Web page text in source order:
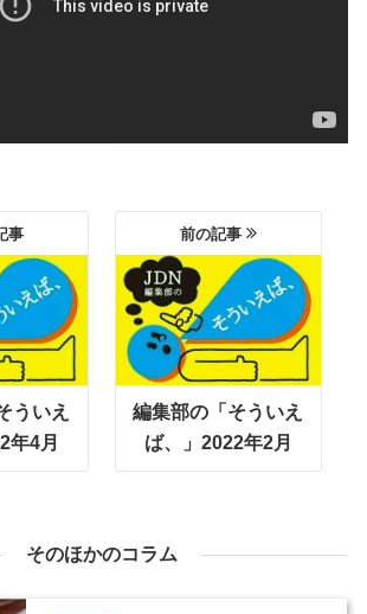
事
ういえ
年4月
前の記事
編集部の「そういえ
ば、」2022年2月
そのほかのコラム